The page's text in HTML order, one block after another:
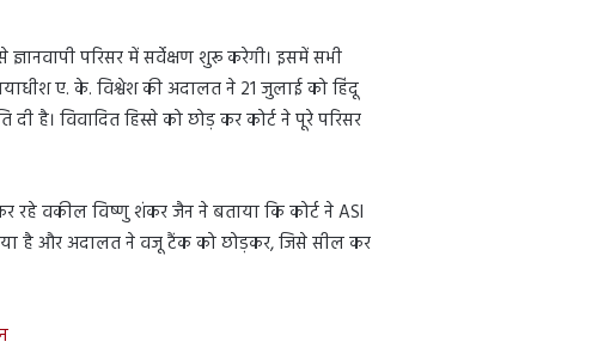
परिसर में सर्वेक्षण शुरू करेगी। इसमें सभी
ए. के. विश्वेश की अदालत ने 21 जुलाई को हिंदू
है। विवादित हिस्से को छोड़ कर कोर्ट ने पूरे परिसर
रहे वकील विष्णु शंकर जैन ने बताया कि कोर्ट ने ASI
है और अदालत ने वजू टैंक को छोड़कर, जिसे सील कर